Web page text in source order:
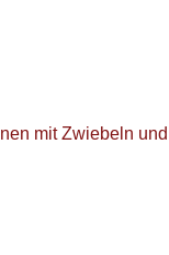
mit Zwiebeln und